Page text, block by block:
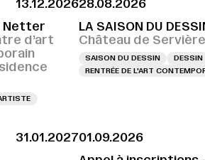
13.12.2026
Netter
d’art
28.08.2026
LA SAISON DU
Château de
SAISON DU DESSIN DESSIN
RENTRÉE DE L'ART
31.01.202701.09.2026